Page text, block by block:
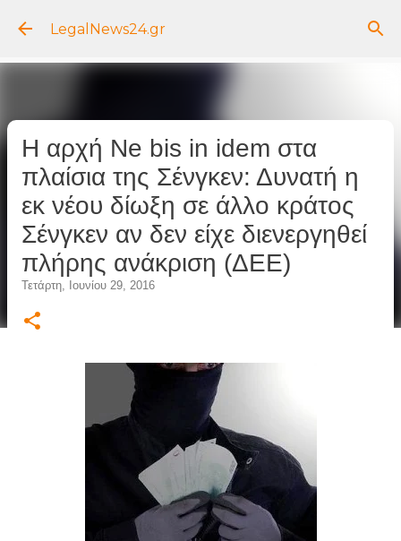
Μετάβαση στο κύριο περιεχόμενο
LegalNews24.gr
Η αρχή Ne bis in idem στα
πλαίσια της Σένγκεν: Δυνατή η
εκ νέου δίωξη σε άλλο κράτος
Σένγκεν αν δεν είχε διενεργηθεί
πλήρης ανάκριση (ΔΕΕ)
Τετάρτη, Ιουνίου 29, 2016